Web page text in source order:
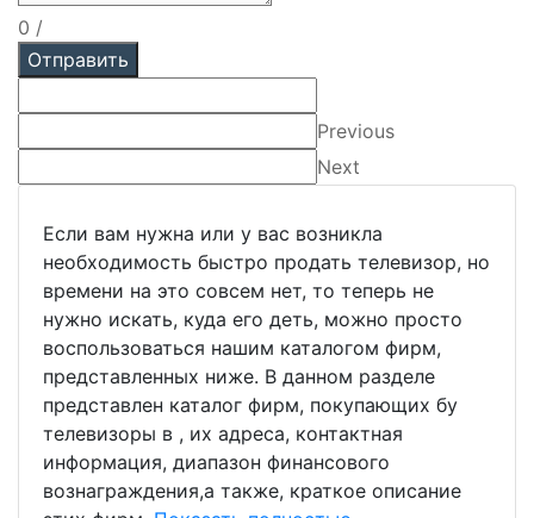
Если вам нужна или у вас возникла
необходимость быстро продать телевизор, но
времени на это совсем нет, то теперь не
нужно искать, куда его деть, можно просто
воспользоваться нашим каталогом фирм,
представленных ниже. В данном разделе
представлен каталог фирм, покупающих бу
телевизоры в , их адреса, контактная
информация, диапазон финансового
вознаграждения,а также, краткое описание
0 /
Отправить
Previous
Next